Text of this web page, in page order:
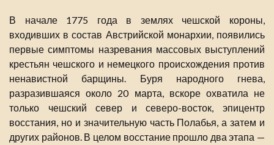
В начале 1775 года в землях чешской короны,
входивших в состав Австрийской монархии, появились
первые симптомы назревания массовых выступлений
крестьян чешского и немецкого происхождения против
ненавистной барщины. Буря народного гнева,
разразившаяся около 20 марта, вскоре охватила не
только чешский север и северо-восток, эпицентр
восстания, но и значительную часть Полабья, а затем и
других районов. В целом восстание прошло два этапа —